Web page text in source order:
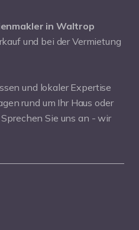
in Waltrop
und bei der Vermietung
und lokaler Expertise
rund um Ihr Haus oder
Sie uns an - wir